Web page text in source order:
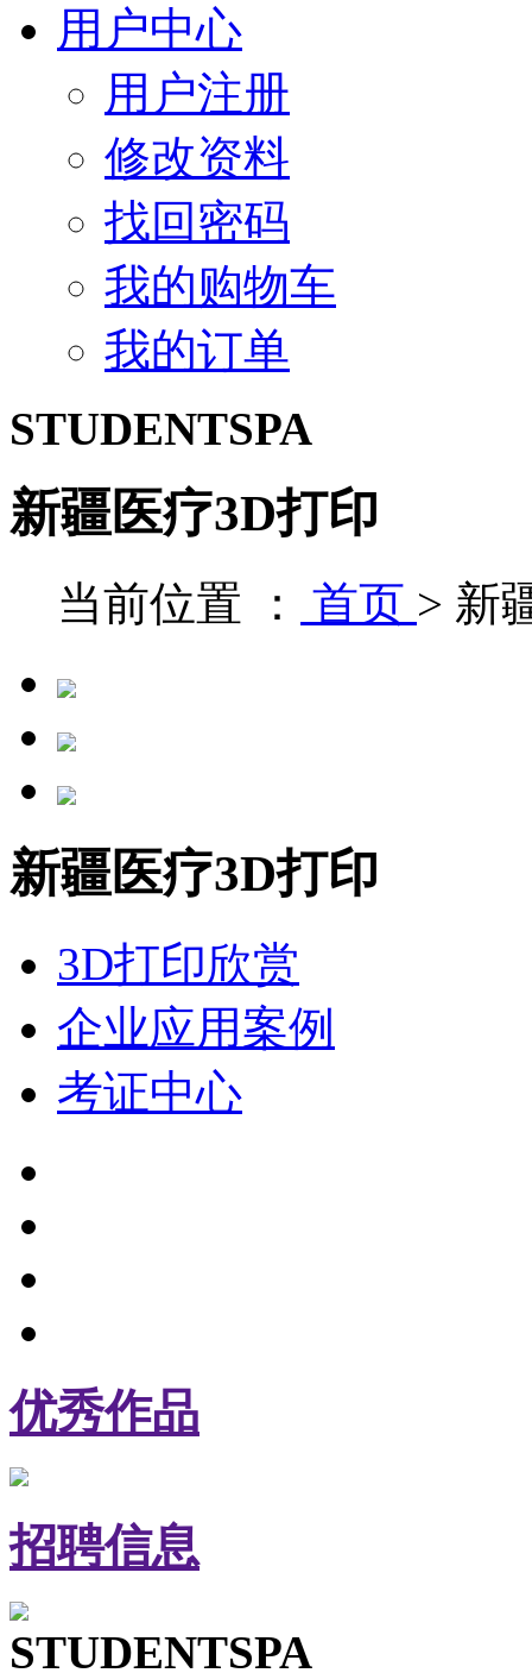
用户中心
用户注册
修改资料
找回密码
我的购物车
我的订单
STUDENTSPA
新疆医疗3D打印
当前位置 ： 首页 > 新
新疆医疗3D打印
3D打印欣赏
企业应用案例
考证中心
优秀作品
招聘信息
STUDENTSPA